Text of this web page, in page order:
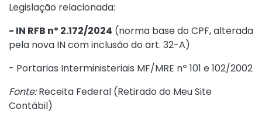
Legislação relacionada:
- IN RFB nº 2.172/2024 (norma base do CPF, alterada
pela nova IN com inclusão do art. 32-A)
- Portarias Interministeriais MF/MRE nº 101 e 102/2002
Fonte:Receita Federal (Retirado do Meu Site
Contábil)